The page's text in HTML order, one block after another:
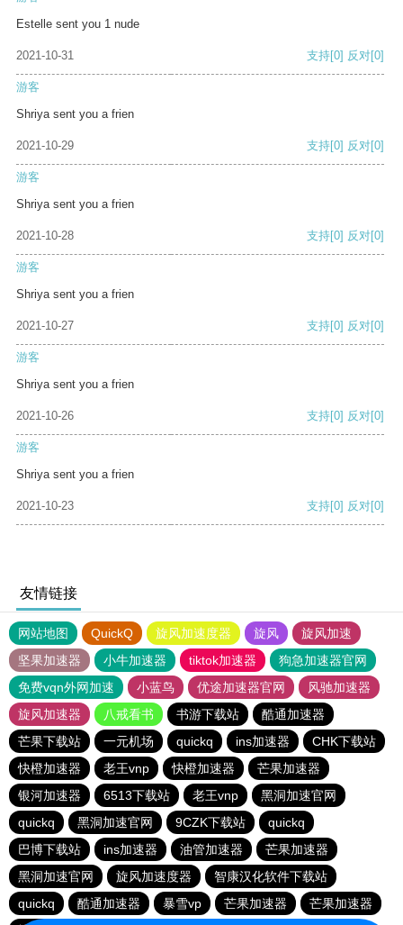
Estelle sent you 1 nude
2021-10-31 支持[0] 反对[0]
游客
Shriya sent you a frien
2021-10-29 支持[0] 反对[0]
游客
Shriya sent you a frien
2021-10-28 支持[0] 反对[0]
游客
Shriya sent you a frien
2021-10-27 支持[0] 反对[0]
游客
Shriya sent you a frien
2021-10-26 支持[0] 反对[0]
游客
Shriya sent you a frien
2021-10-23 支持[0] 反对[0]
友情链接
网站地图 QuickQ 旋风加速度器 旋风
旋风加速
坚果加速器
小牛加速器 tiktok加速器
狗急加速器官网
免费vqn外网加速
小蓝鸟 优途加速器官网
风驰加速器
旋风加速器
八戒看书 书游下载站
酷通加速器
芒果下载站
一元机场 quickq ins加速器
CHK下载站
快橙加速器
老王vnp 快橙加速器
芒果加速器
银河加速器
6513下载站 老王vnp
黑洞加速官网
quickq
黑洞加速官网 9CZK下载站
quickq
巴博下载站
ins加速器 油管加速器
芒果加速器
黑洞加速官网
旋风加速度器
智康汉化软件下载站
quickq
酷通加速器 暴雪vp 芒果加速器
芒果加速器